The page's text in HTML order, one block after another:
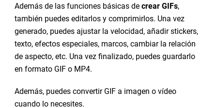
Además de las funciones básicas de crear GIFs,
también puedes editarlos y comprimirlos. Una vez
generado, puedes ajustar la velocidad, añadir stickers,
texto, efectos especiales, marcos, cambiar la relación
de aspecto, etc. Una vez finalizado, puedes guardarlo
en formato GIF o MP4.
Además, puedes convertir GIF a imagen o vídeo
cuando lo necesites.